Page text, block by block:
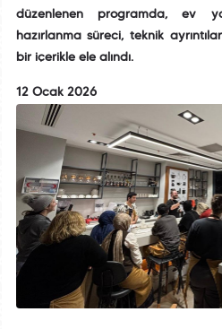
düzenlenen programda, ev
hazırlanma süreci, teknik
bir içerikle ele alındı.
12 Ocak 2026